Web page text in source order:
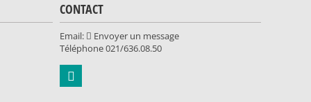
CONTACT
Email:
Envoyer un message
Téléphone021/636.08.50